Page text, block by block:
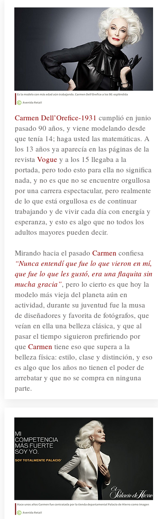
Carmen Dell’Orefice-1931 cumplió en junio
pasado 90 años, y viene modelando desde
que tenía 14; haga usted las matemáticas. A
los 13 años ya aparecía en las páginas de la
revista Voguey a los 15 llegaba a la
portada, pero todo esto para ella no significa
nada, y no es que no se encuentre orgullosa
por una carrera espectacular, pero realmente
de lo que está orgullosa es de continuar
trabajando y de vivir cada día con energía y
esperanza, y esto es algo que no todos los
adultos mayores pueden decir.
Mirando hacia el pasado Carmen confiesa
“Nunca entendí que fue lo que vieron en mí,
que fue lo que les gustó, era una flaquita sin
mucha gracia”, pero lo cierto es que hoy la
modelo más vieja del planeta aún en
actividad, durante su juventud fue la musa
de diseñadores y favorita de fotógrafos, que
veían en ella una belleza clásica, y que al
pasar el tiempo siguieron prefiriendo por
que Carmen tiene eso que supera a la
belleza física: estilo, clase y distinción, y eso
es algo que los años no tienen el poder de
arrebatar y que no se compra en ninguna
parte.